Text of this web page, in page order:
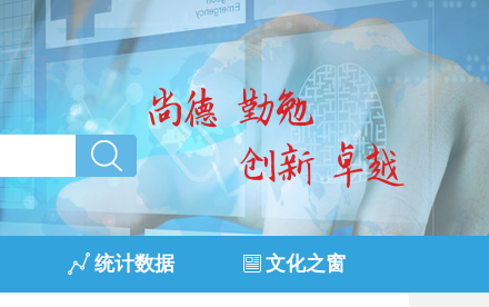
统计数据 文化之窗